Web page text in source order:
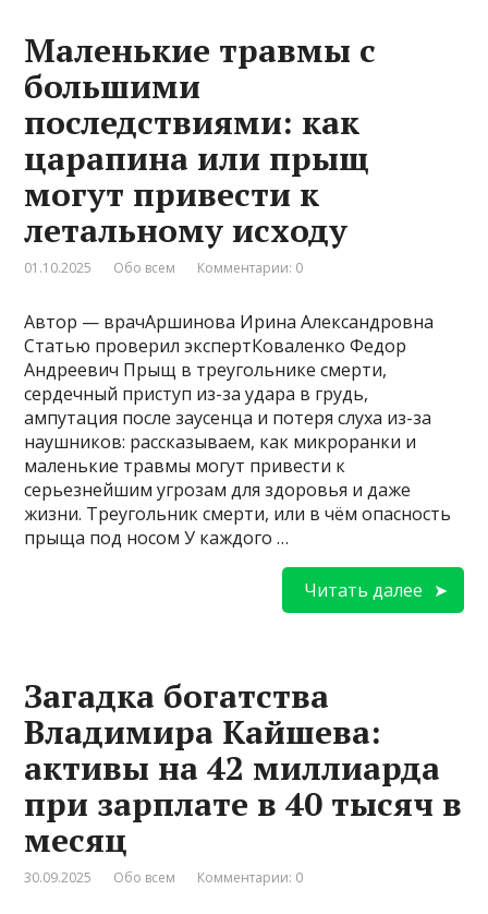
Маленькие травмы с
большими
последствиями: как
царапина или прыщ
могут привести к
летальному исходу
01.10.2025 Обо всем Комментарии: 0
Автор — врачАршинова Ирина Александровна
Статью проверил экспертКоваленко Федор
Андреевич Прыщ в треугольнике смерти,
сердечный приступ из-за удара в грудь,
ампутация после заусенца и потеря слуха из-за
наушников: рассказываем, как микроранки и
маленькие травмы могут привести к
серьезнейшим угрозам для здоровья и даже
жизни. Треугольник смерти, или в чём опасность
прыща под носом У каждого …
Читать далее
Загадка богатства
Владимира Кайшева:
активы на 42 миллиарда
при зарплате в 40 тысяч в
месяц
30.09.2025 Обо всем Комментарии: 0